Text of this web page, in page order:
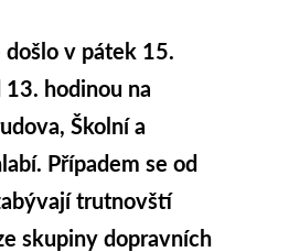
v pátek 15.
hodinou na
Školní a
Případem se od
trutnovští
skupiny dopravních